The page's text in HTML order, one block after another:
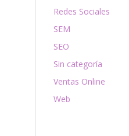
Redes Sociales
SEM
SEO
Sin categoría
Ventas Online
Web